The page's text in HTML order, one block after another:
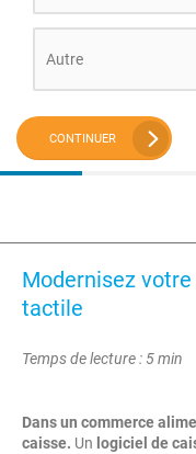
Autre
CONTINUER
Modernisez
tactile
Temps de lecture : 5 min
Dans un commerce
caisse. Un logiciel de